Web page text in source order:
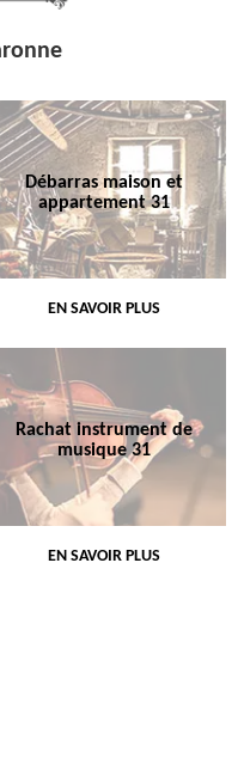
Débarras maison et
appartement 31
EN SAVOIR PLUS
Rachat instrument de
musique 31
EN SAVOIR PLUS